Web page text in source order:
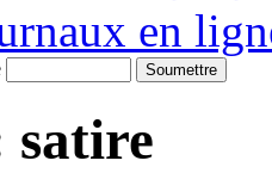
en
satire